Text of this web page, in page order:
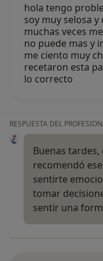
hola tengo
soy muy selosa
muchas veces
no puede mas y
me ciento muy
recetaron esta
lo correcto
RESPUESTA DEL
Buenas
recomendó
sentirte
tomar
sentir una